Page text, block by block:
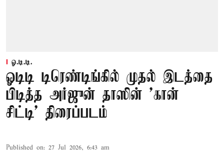
ஓ.டி.டி.
ஓடிடி டிரெண்டிங்கில் முதல் இடத்தை
பிடித்த அர்ஜுன் தாஸின் 'கான்
சிட்டி' திரைப்படம்
Published on: 27 Jul 2026, 6:43 am